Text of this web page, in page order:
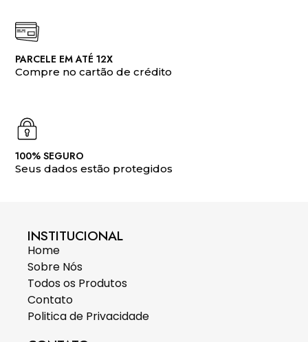
PARCELE EM ATÉ 12X
Compre no cartão de crédito
100% SEGURO
Seus dados estão protegidos
INSTITUCIONAL
Home
Sobre Nós
Todos os Produtos
Contato
Politica de Privacidade